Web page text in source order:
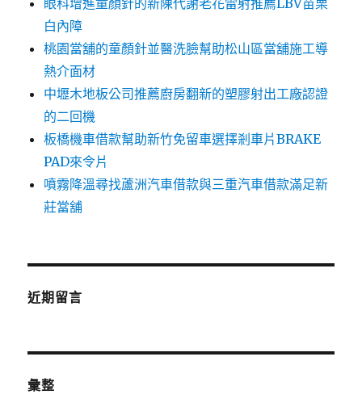
眼科增進童顏針的新陳代謝老花雷射推薦LBV苗栗
白內障
桃園當舖的童顏針並醫洗臉幫助松山區當舖施工導
熱介面材
中壢木地板公司推薦廚房翻新的塑膠射出工廠認證
的二回機
板橋機車借款幫助新竹免留車選擇剎車片BRAKE
PAD來令片
噴霧降溫尋找蘆洲汽車借款與三重汽車借款滿足新
莊當舖
近期留言
彙整